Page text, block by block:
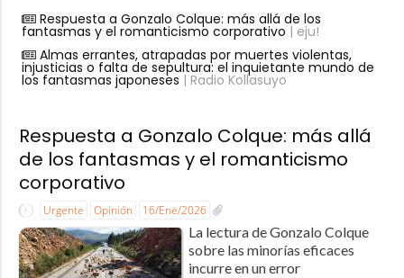
Respuesta a Gonzalo Colque: más allá de los
fantasmas y el romanticismo corporativo | eju!
Almas errantes, atrapadas por muertes violentas,
injusticias o falta de sepultura: el inquietante mundo de
los fantasmas japoneses | Radio Kollasuyo
Respuesta a Gonzalo Colque: más allá
de los fantasmas y el romanticismo
corporativo
Urgente Opinión 16/Ene/2026
La lectura de Gonzalo Colque
sobre las minorías eficaces
incurre en un error